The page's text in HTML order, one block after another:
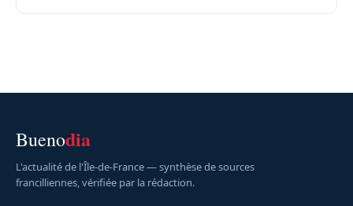
Buenodia
L'actualité de l'Île-de-France — synthèse de sources
francilliennes, vérifiée par la rédaction.